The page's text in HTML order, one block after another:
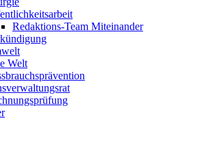
Redaktions-Team Miteinander
Welt